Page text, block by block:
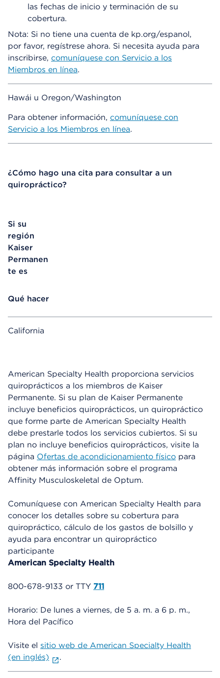
las fechas de inicio y terminación de su
cobertura.
Nota: Si no tiene una cuenta de kp.org/espanol,
por favor, regístrese ahora. Si necesita ayuda para
inscribirse, comuníquese con Servicio a los
Miembros en línea.
Hawái u Oregon/Washington
Para obtener información, comuníquese con
Servicio a los Miembros en línea.
¿Cómo hago una cita para consultar a un
quiropráctico?
Si su
región
Kaiser
Permanen
te es
Qué hacer
California
American Specialty Health proporciona servicios
quiroprácticos a los miembros de Kaiser
Permanente. Si su plan de Kaiser Permanente
incluye beneficios quiroprácticos, un quiropráctico
que forme parte de American Specialty Health
debe prestarle todos los servicios cubiertos. Si su
plan no incluye beneficios quiroprácticos, visite la
página Ofertas de acondicionamiento físico para
obtener más información sobre el programa
Affinity Musculoskeletal de Optum.
Comuníquese con American Specialty Health para
conocer los detalles sobre su cobertura para
quiropráctico, cálculo de los gastos de bolsillo y
ayuda para encontrar un quiropráctico
participante
American Specialty Health
800-678-9133 or TTY 711
Horario: De lunes a viernes, de 5 a. m. a 6 p. m.,
Hora del Pacífico
Visite el sitio web de American Specialty Health
(en inglés)
.